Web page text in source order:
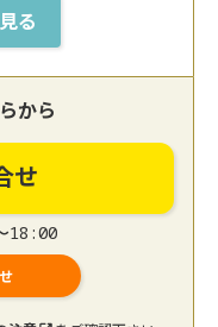
る
から
せ
18:00